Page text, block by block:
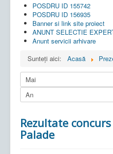
POSDRU ID 155742
POSDRU ID 156935
Banner si link site proiect
ANUNT SELECTIE
Anunt servicii arhivare
Sunteți aici:
Acasă
Rezultate
Palade